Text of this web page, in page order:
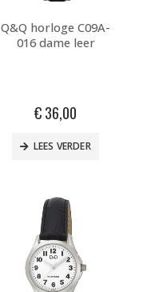
Q&Q horloge C09A-
016 dame leer
€36,00
LEES VERDER